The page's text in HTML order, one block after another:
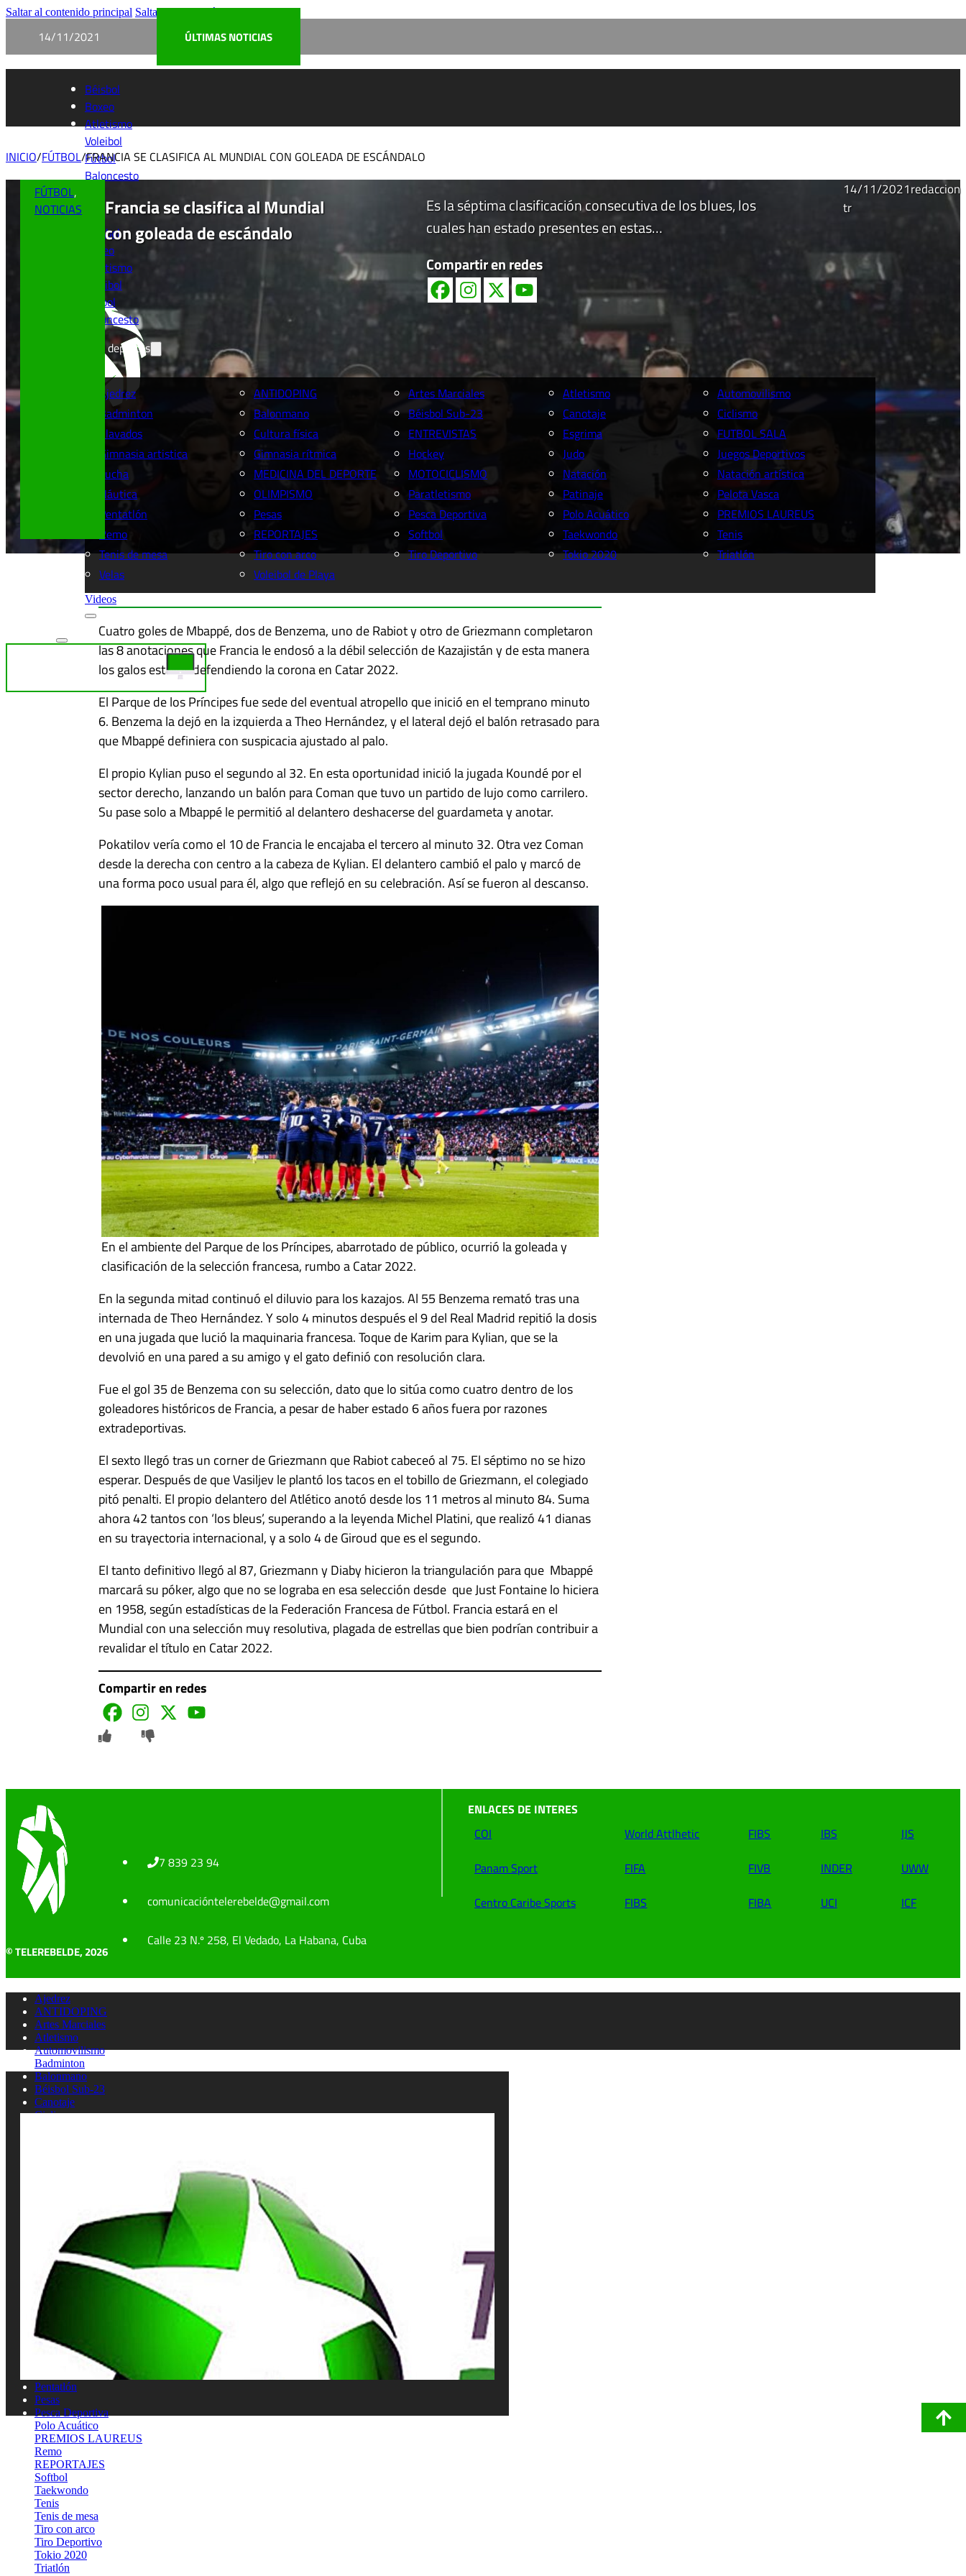
Saltar al contenido principal Saltar al pie de página
14/11/2021 ÚLTIMAS NOTICIAS
Béisbol
Boxeo
Atletismo
Voleibol
Fútbol
Baloncesto
Béisbol
Boxeo
Atletismo
Voleibol
Fútbol
Baloncesto
Más deportes
Ajedrez ANTIDOPING Artes Marciales Atletismo
Automovilismo
Badminton
Balonmano Béisbol Sub-23 Canotaje
Ciclismo
Clavados
Cultura física ENTREVISTAS Esgrima
FUTBOL SALA
Gimnasia artistica
Gimnasia rítmica Hockey Judo
Juegos Deportivos
Lucha
MEDICINA DEL DEPORTE MOTOCICLISMO Natación
Natación artística
Náutica
OLIMPISMO Paratletismo Patinaje
Pelota Vasca
Pentatlón
Pesas Pesca Deportiva Polo Acuático
PREMIOS LAUREUS
Remo
REPORTAJES Softbol Taekwondo
Tenis
Tenis de mesa
Tiro con arco Tiro Deportivo Tokio 2020
Triatlón
Velas
Voleibol de Playa
Videos
TELE REBELDE ¡EN VIVO!
INICIO/FÚTBOL/FRANCIA SE CLASIFICA AL MUNDIAL CON GOLEADA DE ESCÁNDALO
FÚTBOL,
NOTICIAS
Francia se clasifica al Mundial
con goleada de escándalo
Es la séptima clasificación consecutiva de los blues, los
cuales han estado presentes en estas…
Compartir en redes
14/11/2021redaccion
tr
Cuatro goles de Mbappé, dos de Benzema, uno de Rabiot y otro de Griezmann completaron
las 8 anotaciones que Francia le endosó a la débil selección de Kazajistán y de esta manera
los galos estarán defendiendo la corona en Catar 2022.
El Parque de los Príncipes fue sede del eventual atropello que inició en el temprano minuto
6. Benzema la dejó en la izquierda a Theo Hernández, y el lateral dejó el balón retrasado para
que Mbappé definiera con suspicacia ajustado al palo.
El propio Kylian puso el segundo al 32. En esta oportunidad inició la jugada Koundé por el
sector derecho, lanzando un balón para Coman que tuvo un partido de lujo como carrilero.
Su pase solo a Mbappé le permitió al delantero deshacerse del guardameta y anotar.
Pokatilov vería como el 10 de Francia le encajaba el tercero al minuto 32. Otra vez Coman
desde la derecha con centro a la cabeza de Kylian. El delantero cambió el palo y marcó de
una forma poco usual para él, algo que reflejó en su celebración. Así se fueron al descanso.
En el ambiente del Parque de los Príncipes, abarrotado de público, ocurrió la goleada y
clasificación de la selección francesa, rumbo a Catar 2022.
En la segunda mitad continuó el diluvio para los kazajos. Al 55 Benzema remató tras una
internada de Theo Hernández. Y solo 4 minutos después el 9 del Real Madrid repitió la dosis
en una jugada que lució la maquinaria francesa. Toque de Karim para Kylian, que se la
devolvió en una pared a su amigo y el gato definió con resolución clara.
Fue el gol 35 de Benzema con su selección, dato que lo sitúa como cuatro dentro de los
goleadores históricos de Francia, a pesar de haber estado 6 años fuera por razones
extradeportivas.
El sexto llegó tras un corner de Griezmann que Rabiot cabeceó al 75. El séptimo no se hizo
esperar. Después de que Vasiljev le plantó los tacos en el tobillo de Griezmann, el colegiado
pitó penalti. El propio delantero del Atlético anotó desde los 11 metros al minuto 84. Suma
ahora 42 tantos con ‘los bleus’, superando a la leyenda Michel Platini, que realizó 41 dianas
en su trayectoria internacional, y a solo 4 de Giroud que es el segundo.
El tanto definitivo llegó al 87, Griezmann y Diaby hicieron la triangulación para que Mbappé
marcará su póker, algo que no se lograba en esa selección desde que Just Fontaine lo hiciera
en 1958, según estadísticas de la Federación Francesa de Fútbol. Francia estará en el
Mundial con una selección muy resolutiva, plagada de estrellas que bien podrían contribuir a
revalidar el título en Catar 2022.
Compartir en redes
© TELEREBELDE, 2026
7 839 23 94
comunicacióntelerebelde@gmail.com
Calle 23 N.º 258, El Vedado, La Habana, Cuba
ENLACES DE INTERES
COI
Panam Sport
Centro Caribe Sports
World Attlhetic
FIFA
FIBS
FIBS
FIVB
FIBA
IBS
INDER
UCI
IJS
UWW
ICF
Ajedrez
ANTIDOPING
Artes Marciales
Atletismo
Automovilismo
Badminton
Balonmano
Béisbol Sub-23
Canotaje
Ciclismo
Juegos Deportivos
Lucha
MEDICINA DEL DEPORTE
MOTOCICLISMO
Natación
Natación artística
Náutica
OLIMPISMO
Paratletismo
Pentatlón
Pesas
Pesca Deportiva
Polo Acuático
PREMIOS LAUREUS
Remo
REPORTAJES
Softbol
Taekwondo
Tenis
Tenis de mesa
Tiro con arco
Tiro Deportivo
Tokio 2020
Triatlón